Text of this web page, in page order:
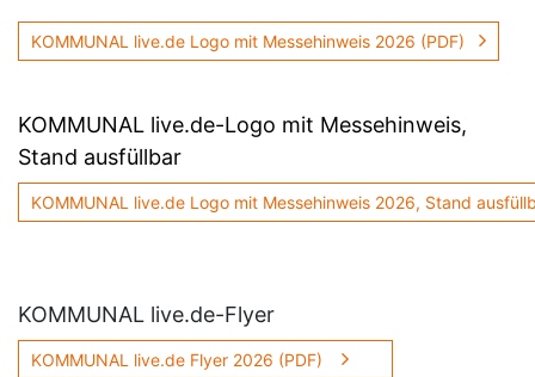
KOMMUNAL live.de Logo mit Messehinweis 2026 (PDF)
KOMMUNAL live.de-Logo mit Messehinweis,
Stand ausfüllbar
KOMMUNAL live.de Logo mit Messehinweis 2026, Stand
KOMMUNAL live.de-Flyer
KOMMUNAL live.de Flyer 2026 (PDF)